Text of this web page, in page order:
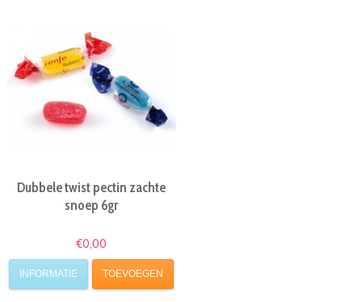
Dubbele twist pectin zachte
snoep 6gr
€0,00
INFORMATIE TOEVOEGEN